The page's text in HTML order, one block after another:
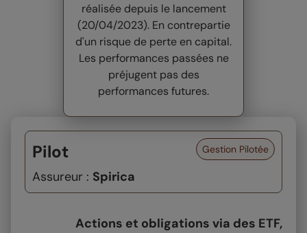
Pilot
Assureur : Spirica
Gestion Pilotée
Actions et obligations via des ETF,
réalisée depuis le lancement
(20/04/2023). En contrepartie
d'un risque de perte en capital.
Les performances passées ne
préjugent pas des
performances futures.